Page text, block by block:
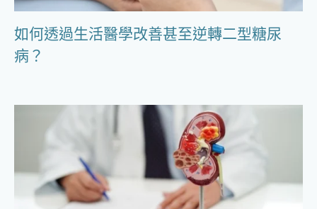
如何透過生活醫學改善甚至逆轉二型糖尿
病？